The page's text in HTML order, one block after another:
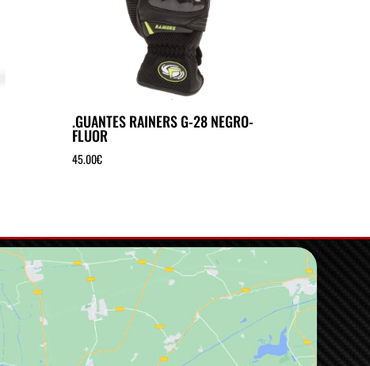
.GUANTES RAINERS G-28 NEGRO-
FLUOR
45.00€